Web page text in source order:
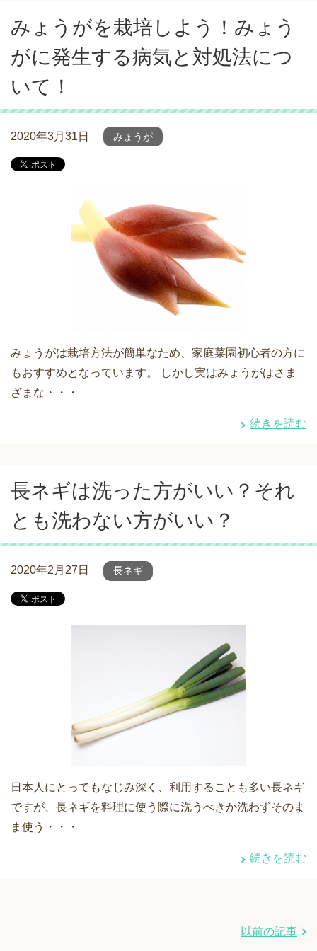
みょうがを栽培しよう！みょう
がに発生する病気と対処法につ
いて！
2020年3月31日 みょうが
みょうがは栽培方法が簡単なため、家庭菜園初心者の方に
もおすすめとなっています。 しかし実はみょうがはさま
ざまな・・・
続きを読む
長ネギは洗った方がいい？それ
とも洗わない方がいい？
2020年2月27日 長ネギ
日本人にとってもなじみ深く、利用することも多い長ネギ
ですが、長ネギを料理に使う際に洗うべきか洗わずそのま
ま使う・・・
続きを読む
以前の記事